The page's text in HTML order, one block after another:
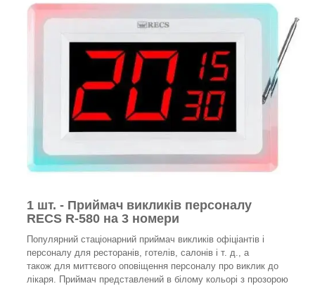
1 шт. - Приймач викликів персоналу
RECS R-580 на 3 номери
Популярний стаціонарний приймач викликів офіціантів і
персоналу для ресторанів, готелів, салонів і т. д., а
також для миттєвого оповіщення персоналу про виклик до
лікаря. Приймач представлений в білому кольорі з прозорою